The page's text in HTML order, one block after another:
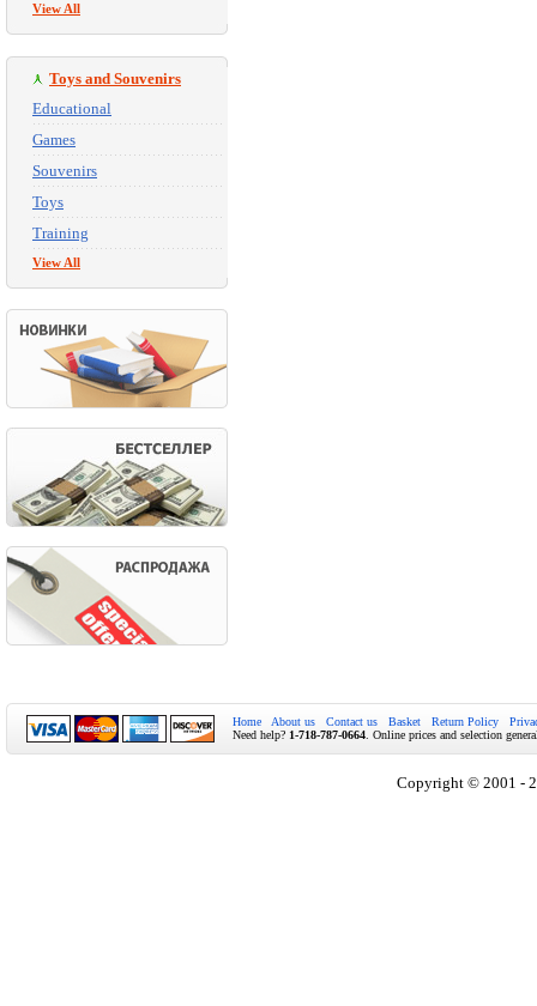
View All
Toys and Souvenirs
Educational
Games
Souvenirs
Toys
Training
View All
Home About us Contact us Basket Return Policy
Need help? 1-718-787-0664 . Online prices and selection
Copyright © 2001 -